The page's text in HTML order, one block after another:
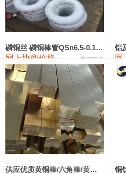
1#镁 17,000—18,000
1#电解锰 18,900—19,100
1#电解锰(99.7%袋装) 18,000—18,200
1#铬 60,000—82,000
553#硅 9,300—9,500
441#硅 9,600—9,800
3303#硅 10,300—10,500
2202#硅 14,100—14,300
金属硅3303#-2202# 10,400—14,200
磷铜丝 磷铜棒管QSn6.5-0.1 7-0.2 8-0.3
网上协商价格 联荣有色
铝
网
供应优质黄铜棒/六角棒/黄铜方板 铜